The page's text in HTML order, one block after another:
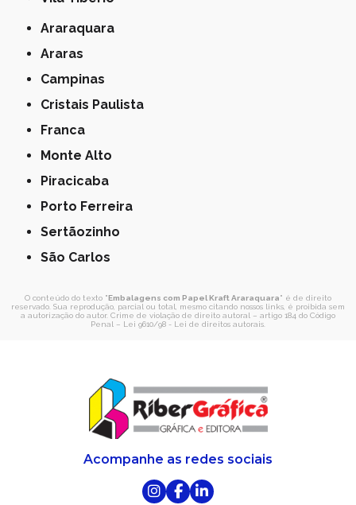
Araraquara
Araras
Campinas
Cristais Paulista
Franca
Monte Alto
Piracicaba
Porto Ferreira
Sertãozinho
São Carlos
O conteúdo do texto "Embalagens com Papel Kraft Araraquara" é de direito
reservado. Sua reprodução, parcial ou total, mesmo citando nossos links, é proibida sem
a autorização do autor. Crime de violação de direito autoral – artigo 184 do Código
Penal – Lei 9610/98 - Lei de direitos autorais
Acompanhe as redes sociais